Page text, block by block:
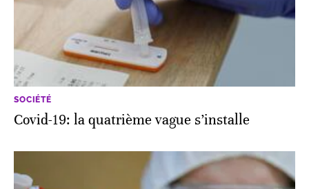
SOCIÉTÉ
Covid-19: la quatrième vague s’installe